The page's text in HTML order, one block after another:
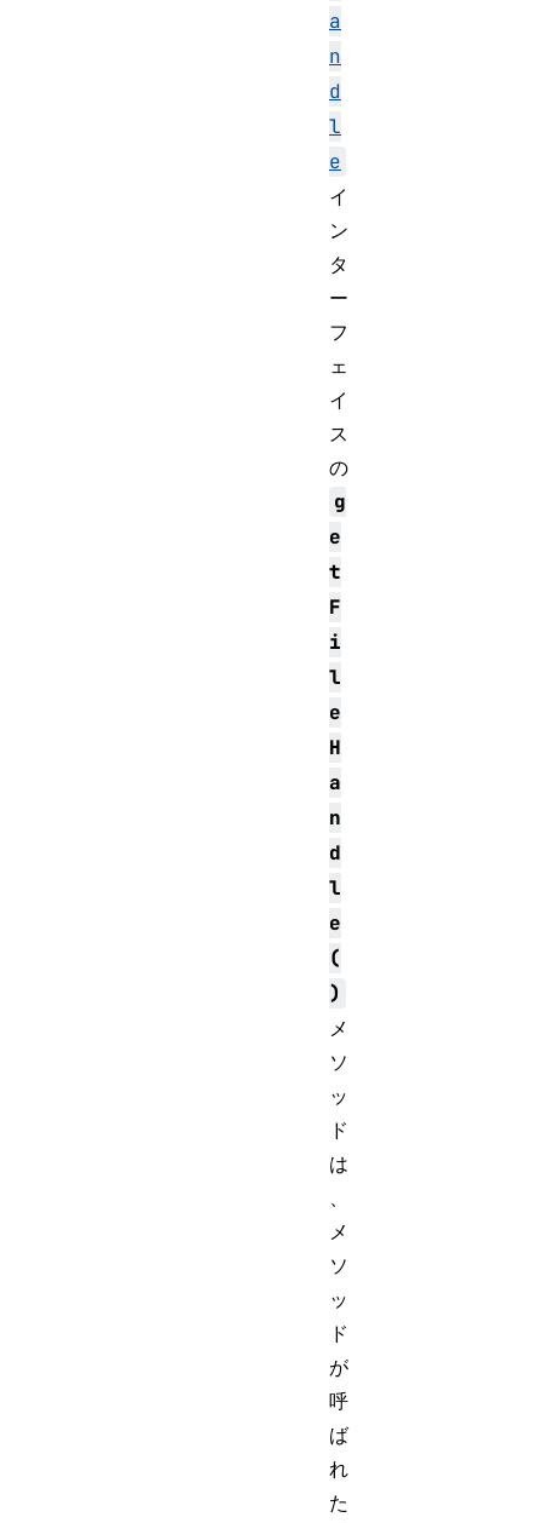
a
n
d
l
e
イ
ン
タ
ー
フ
ェ
イ
ス
の
g
e
t
F
i
l
e
H
a
n
d
l
e
(
)
メ
ソ
ッ
ド
は
、
メ
ソ
ッ
ド
が
呼
ば
れ
た